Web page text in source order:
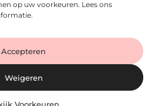
op uw voorkeuren. Lees ons
Accepteren
Weigeren
Voorkeuren